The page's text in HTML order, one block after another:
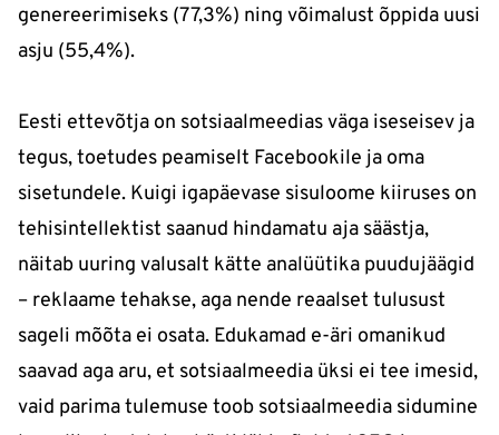
genereerimiseks (77,3%) ning võimalust õppida uusi
asju (55,4%).
Eesti ettevõtja on sotsiaalmeedias väga iseseisev ja
tegus, toetudes peamiselt Facebookile ja oma
sisetundele. Kuigi igapäevase sisuloome kiiruses on
tehisintellektist saanud hindamatu aja säästja,
näitab uuring valusalt kätte analüütika puudujäägid
– reklaame tehakse, aga nende reaalset tulusust
sageli mõõta ei osata. Edukamad e-äri omanikud
saavad aga aru, et sotsiaalmeedia üksi ei tee imesid,
vaid parima tulemuse toob sotsiaalmeedia sidumine